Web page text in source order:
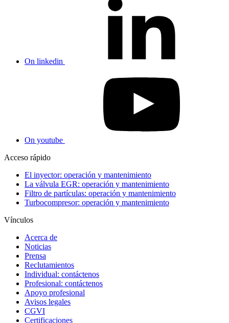
On linkedin
On youtube
Acceso rápido
El inyector: operación y mantenimiento
La válvula EGR: operación y mantenimiento
Filtro de partículas: operación y mantenimiento
Turbocompresor: operación y mantenimiento
Vínculos
Acerca de
Noticias
Prensa
Reclutamientos
Individual: contáctenos
Profesional: contáctenos
Apoyo profesional
Avisos legales
CGVI
Certificaciones